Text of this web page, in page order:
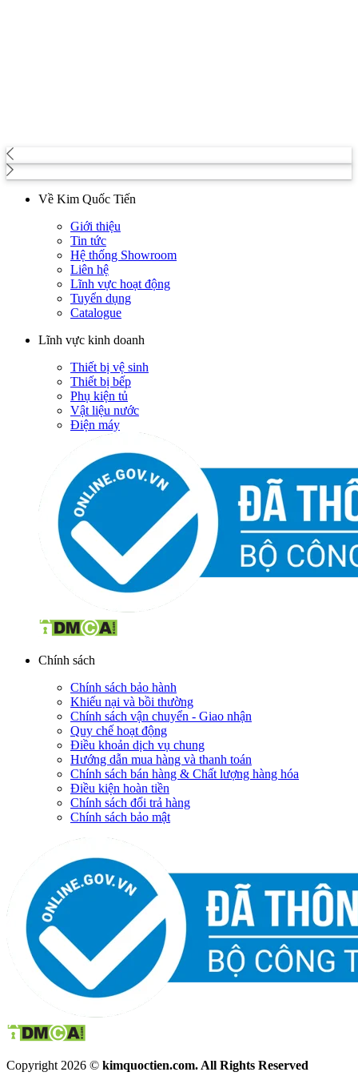
Về Kim Quốc Tiến
Giới thiệu
Tin tức
Hệ thống Showroom
Liên hệ
Lĩnh vực hoạt động
Tuyển dụng
Catalogue
Lĩnh vực kinh doanh
Thiết bị vệ sinh
Thiết bị bếp
Phụ kiện tủ
Vật liệu nước
Điện máy
Chính sách
Chính sách bảo hành
Khiếu nại và bồi thường
Chính sách vận chuyển - Giao nhận
Quy chế hoạt động
Điều khoản dịch vụ chung
Hướng dẫn mua hàng và thanh toán
Chính sách bán hàng & Chất lượng hàng hóa
Điều kiện hoàn tiền
Chính sách đổi trả hàng
Chính sách bảo mật
Copyright 2026 © kimquoctien.com. All Rights Reserved